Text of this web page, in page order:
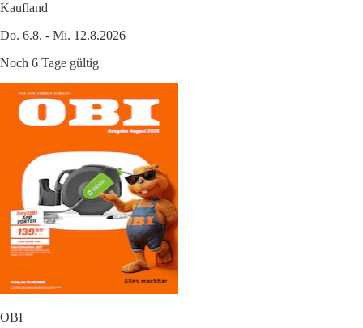
Kaufland
Do. 6.8. - Mi. 12.8.2026
Noch 6 Tage gültig
OBI